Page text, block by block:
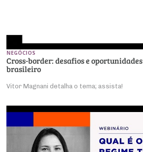
NEGÓCIOS
Cross-border: desafios e
brasileiro
Vitor Magnani detalha o tema; assista!